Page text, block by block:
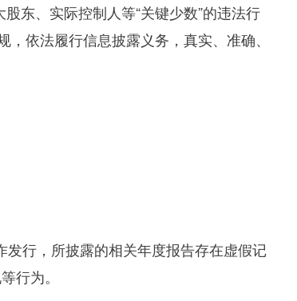
东、实际控制人等“关键少数”的违法行
依法履行信息披露义务，真实、准确、
行，所披露的相关年度报告存在虚假记
行为。